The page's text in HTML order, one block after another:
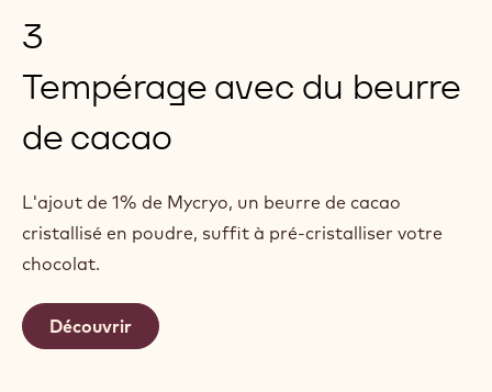
3
Tempérage avec du beurre
de cacao
L'ajout de 1% de Mycryo, un beurre de cacao
cristallisé en poudre, suffit à pré-cristalliser votre
chocolat.
Découvrir